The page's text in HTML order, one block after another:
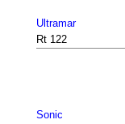
Ultramar
Rt 122
Sonic